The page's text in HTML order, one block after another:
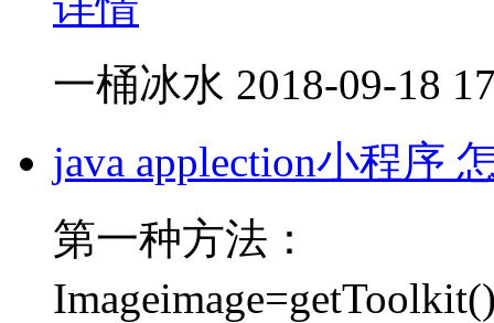
一桶冰水 2018-09-18
java applection小程序
第一种方法：